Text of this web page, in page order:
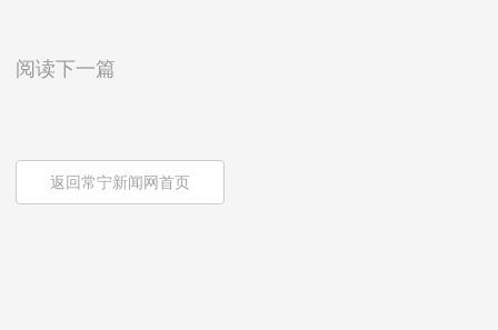
阅读下一篇
返回常宁新闻网首页